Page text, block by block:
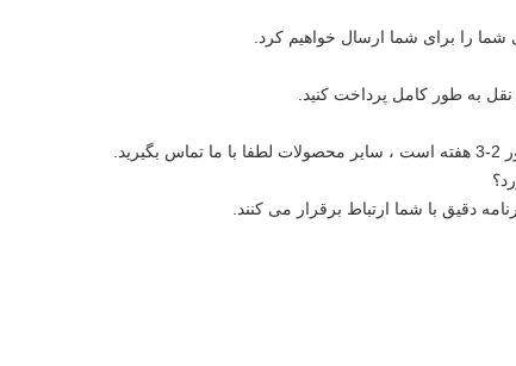
شما را برای شما ارسال خواهیم کرد.
دقیق با شما ارتباط برقرار می کنند.